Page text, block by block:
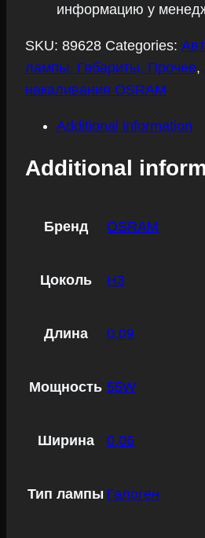
информацию у
SKU: 89628 Categories:
лампы, Габариты, Прочее,
накаливания OSRAM
Additional information
Additional
Бренд OSRAM
Цоколь H3
Длина 0,09
Мощность 55W
Ширина 0,06
Тип лампы Галоген